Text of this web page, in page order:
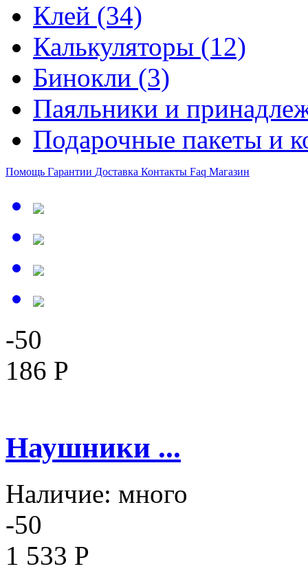
Клей (34)
Калькуляторы (12)
Бинокли (3)
Паяльники и
Подарочные пакеты и
Помощь Гарантии Доставка Контакты Faq Магазин
-50
186 Р
Наушники ...
Наличие: много
-50
1 533 Р